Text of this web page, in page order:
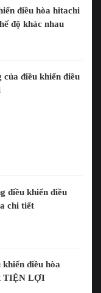
điều hòa hitachi
độ khác nhau
của điều khiển điều
điều khiển điều
chi tiết
khiển điều hòa
TIỆN LỢI